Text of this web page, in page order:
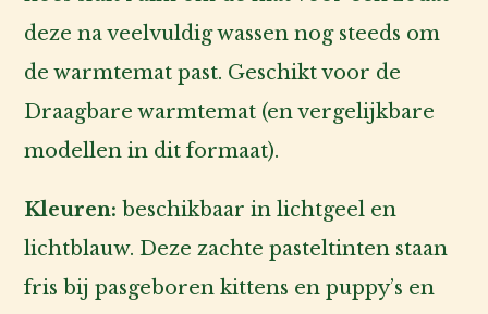
deze na veelvuldig wassen nog steeds om
de warmtemat past. Geschikt voor de
Draagbare warmtemat (en vergelijkbare
modellen in dit formaat).
Kleuren: beschikbaar in lichtgeel en
lichtblauw. Deze zachte pasteltinten staan
fris bij pasgeboren kittens en puppy’s en